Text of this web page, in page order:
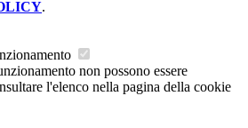
.
non possono essere
l'elenco nella pagina della cookie